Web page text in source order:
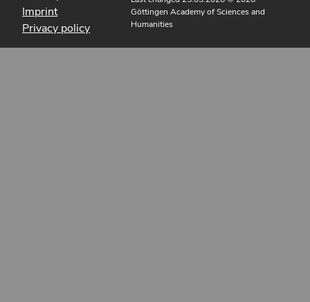
Imprint
Privacy policy
Göttingen Academy of Sciences and
Humanities